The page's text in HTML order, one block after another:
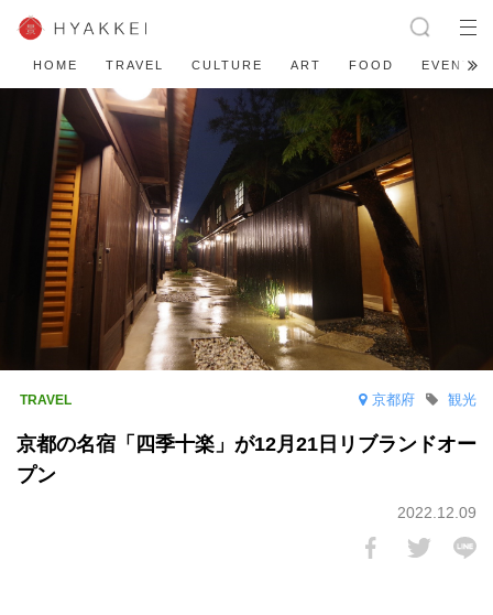
HOME TRAVEL CULTURE ART FOOD EVENT
京都府 観光
京都の名宿「四季十楽」が12月21日リブランドオー
プン
2022.12.09